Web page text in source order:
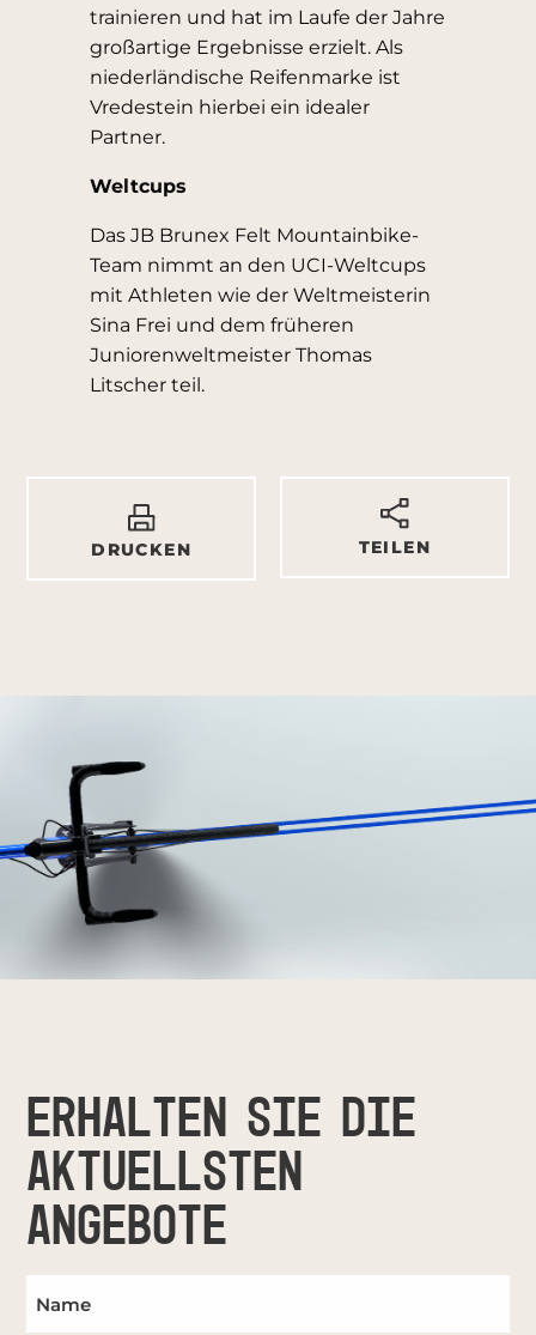
trainieren und hat im Laufe der Jahre
großartige Ergebnisse erzielt. Als
niederländische Reifenmarke ist
Vredestein hierbei ein idealer
Partner.
Weltcups
Das JB Brunex Felt Mountainbike-
Team nimmt an den UCI-Weltcups
mit Athleten wie der Weltmeisterin
Sina Frei und dem früheren
Juniorenweltmeister Thomas
Litscher teil.
DRUCKEN TEILEN
ERHALTEN SIE DIE
AKTUELLSTEN
ANGEBOTE